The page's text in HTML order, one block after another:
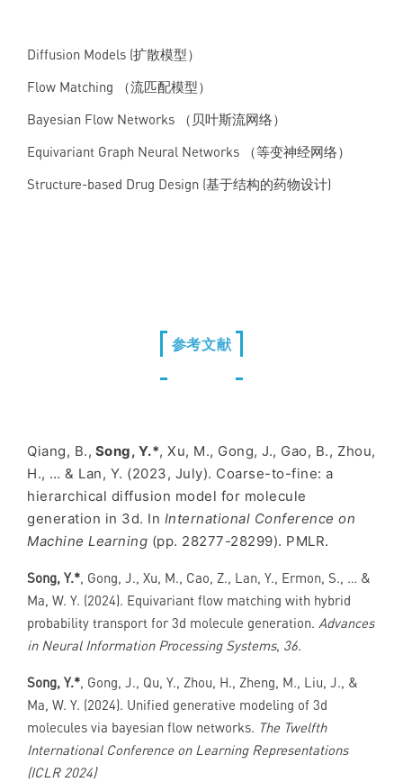
Diffusion Models (扩散模型）
Flow Matching （流匹配模型）
Bayesian Flow Networks （贝叶斯流网络）
Equivariant Graph Neural Networks （等变神经网络）
Structure-based Drug Design (基于结构的药物设计)
参考文献
Qiang, B., Song, Y.*, Xu, M., Gong, J., Gao, B., Zhou,
H., … & Lan, Y. (2023, July). Coarse-to-fine: a
hierarchical diffusion model for molecule
generation in 3d. In International Conference on
Machine Learning (pp. 28277-28299). PMLR.
Song, Y.*, Gong, J., Xu, M., Cao, Z., Lan, Y., Ermon, S., … &
Ma, W. Y. (2024). Equivariant flow matching with hybrid
probability transport for 3d molecule generation. Advances
in Neural Information Processing Systems, 36.
Song, Y.*, Gong, J., Qu, Y., Zhou, H., Zheng, M., Liu, J., &
Ma, W. Y. (2024). Unified generative modeling of 3d
molecules via bayesian flow networks. The Twelfth
International Conference on Learning Representations
(ICLR 2024)